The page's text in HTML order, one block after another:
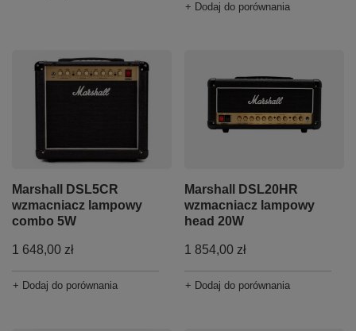
+ Dodaj do porównania
Marshall DSL5CR
wzmacniacz lampowy
combo 5W
1 648,00 zł
+ Dodaj do porównania
Marshall DSL20HR
wzmacniacz lampowy
head 20W
1 854,00 zł
+ Dodaj do porównania